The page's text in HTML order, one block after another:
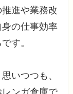
進や業務改
の仕事効率
す。
いつつも、